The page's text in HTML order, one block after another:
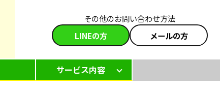
その他のお問い合わせ方法
LINEの方
メールの方
サービス内容